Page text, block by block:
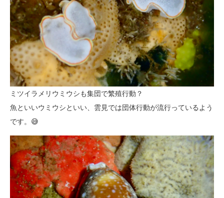
ミツイラメリウミウシも集団で繁殖行動？
魚といいウミウシといい、雲見では団体行動が流行っているよう
です。😅